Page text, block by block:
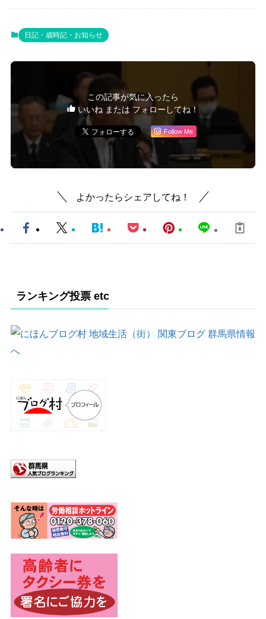
日記・歳時記・お知らせ
この記事が気に入ったら
いいね または フォローしてね！
Follow Me
よかったらシェアしてね！
ランキング投票 etc